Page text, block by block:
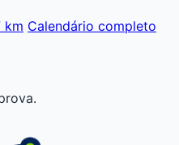
km Calendário completo